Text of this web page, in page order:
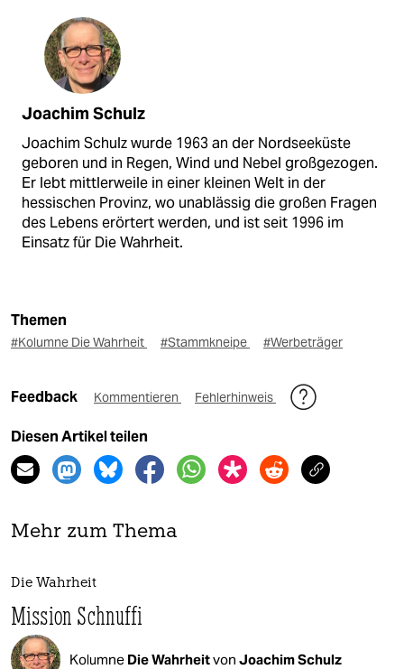
Joachim Schulz
Joachim Schulz wurde 1963 an der Nordseeküste
geboren und in Regen, Wind und Nebel großgezogen.
Er lebt mittlerweile in einer kleinen Welt in der
hessischen Provinz, wo unablässig die großen Fragen
des Lebens erörtert werden, und ist seit 1996 im
Einsatz für Die Wahrheit.
Themen
#Kolumne Die Wahrheit #Stammkneipe #Werbeträger
Feedback Kommentieren Fehlerhinweis
Diesen Artikel teilen
Mehr zum Thema
Die Wahrheit
Mission Schnuffi
Kolumne Die Wahrheitvon Joachim Schulz